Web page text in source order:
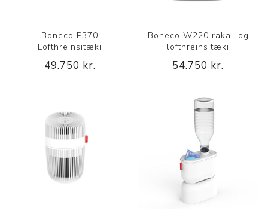
Boneco P370
Lofthreinsitæki
49.750 kr.
Boneco W220 raka- og
lofthreinsitæki
54.750 kr.